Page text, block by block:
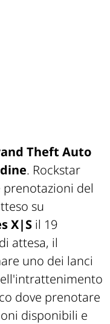
Theft Auto
. Rockstar
prenotazioni del
su
X|S il 19
attesa, il
uno dei lanci
dove prenotare
disponibili e